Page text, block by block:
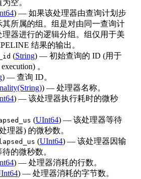
空。
) — 如果该处理器由查询计划步
所属的组。组是对由同一查询计
器进行的逻辑分组。组仅用于美
结果的输出。
(String) — 初始查询的 ID (用于
。
) — 查询 ID。
) — 处理器名称。
) — 该处理器执行耗时的微秒
(UInt64) — 该处理器等待
理器) 的微秒数。
(UInt64) — 该处理器因输
的微秒数。
) — 处理器消耗的行数。
) — 处理器消耗的字节数。